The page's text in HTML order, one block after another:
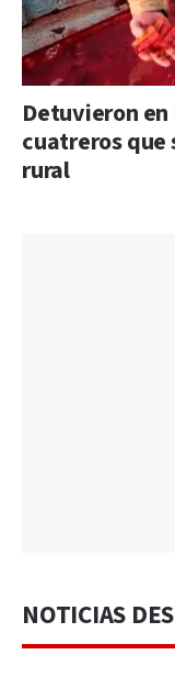
Detuvieron en
cuatreros que
rural
NOTICIAS